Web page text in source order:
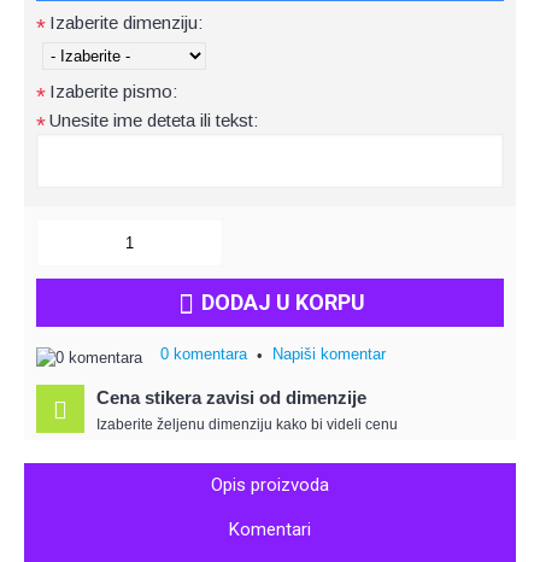
* Izaberite dimenziju:
* Izaberite pismo:
*Unesite ime deteta ili tekst:
DODAJ U KORPU
0 komentara• Napiši komentar
Cena stikera zavisi od dimenzije
Izaberite željenu dimenziju kako bi videli cenu
Opis proizvoda
Komentari